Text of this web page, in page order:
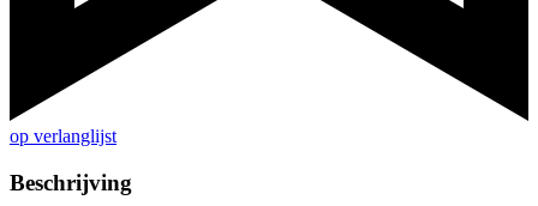
op verlanglijst
Beschrijving